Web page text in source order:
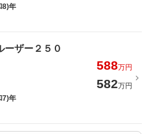
8)年
ーザー２５０
588万円
582万円
7)年